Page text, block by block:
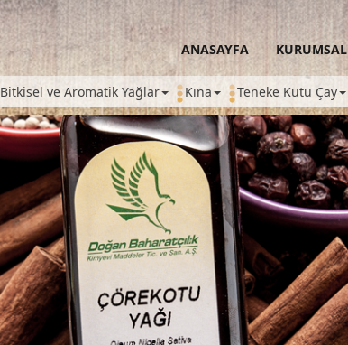
ANASAYFA KURUMSAL
Bitkisel ve Aromatik Yağlar Kına Teneke Kutu Çay